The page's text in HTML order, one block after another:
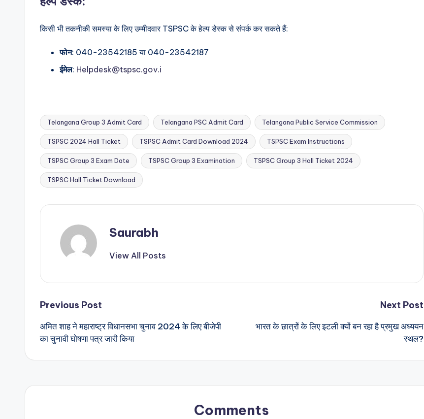
किसी भी तकनीकी समस्या के लिए उम्मीदवार TSPSC के हेल्प डेस्क से संपर्क कर सकते हैं:
फोन: 040-23542185 या 040-23542187
ईमेल: Helpdesk@tspsc.gov.i
Tags:
Telangana Group 3 Admit Card Telangana PSC Admit Card Telangana Public Service Commission
TSPSC 2024 Hall Ticket TSPSC Admit Card Download 2024 TSPSC Exam Instructions
TSPSC Group 3 Exam Date TSPSC Group 3 Examination TSPSC Group 3 Hall Ticket 2024
TSPSC Hall Ticket Download
Saurabh
View All Posts
Post
navigation
Previous Post
अमित शाह ने महाराष्ट्र विधानसभा चुनाव 2024 के लिए बीजेपी
का चुनावी घोषणा पत्र जारी किया
Next Post
भारत के छात्रों के लिए इटली क्यों बन रहा है प्रमुख अध्ययन
स्थल?
Comments